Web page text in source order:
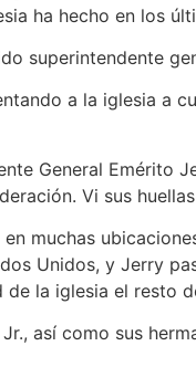
ha hecho en los
superintendente
a la iglesia a
General Emérito
Vi sus
muchas
Unidos, y Jerry
la iglesia el resto
así como sus